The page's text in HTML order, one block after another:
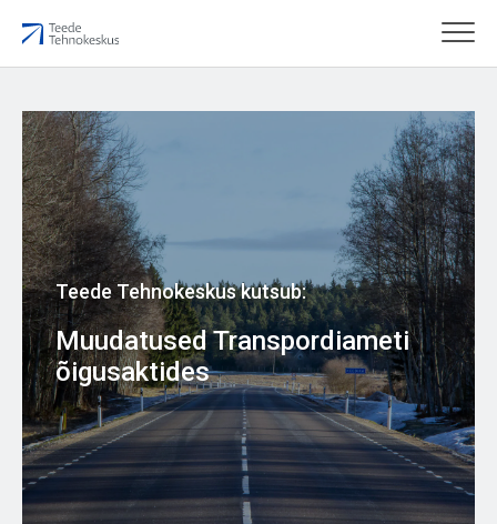
Teede Tehnokeskus kutsub:
Muudatused Transpordiameti
õigusaktides